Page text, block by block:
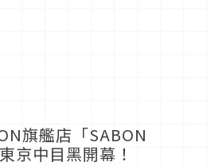
旗艦店「SABON
京中目黑開幕！